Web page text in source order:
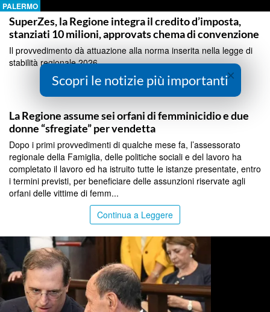
PALERMO
SuperZes, la Regione integra il credito d’imposta,
stanziati 10 milioni, approvats chema di convenzione
Il provvedimento dà attuazione alla norma inserita nella legge di
stabilità regionale 2026...
Continua a Leggere
La Regione assume sei orfani di femminicidio e due
donne “sfregiate” per vendetta
Dopo i primi provvedimenti di qualche mese fa, l’assessorato
regionale della Famiglia, delle politiche sociali e del lavoro ha
completato il lavoro ed ha istruito tutte le istanze presentate, entro
i termini previsti, per beneficiare delle assunzioni riservate agli
orfani delle vittime di femm...
Continua a Leggere
×
Scopri le notizie più importanti